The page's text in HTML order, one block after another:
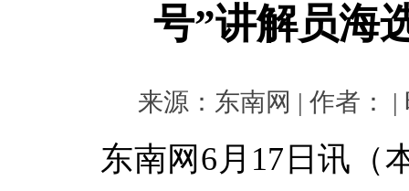
号”讲解员海
来源：东南网 | 作者： |
东南网6月17日讯（